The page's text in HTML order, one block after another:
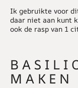
Ik gebruikte voor
daar niet aan kunt
ook de rasp van 1
MAKEN